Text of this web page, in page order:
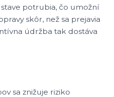
potrubia, čo umožní
skôr, než sa prejavia
údržba tak dostáva
sa znižuje riziko